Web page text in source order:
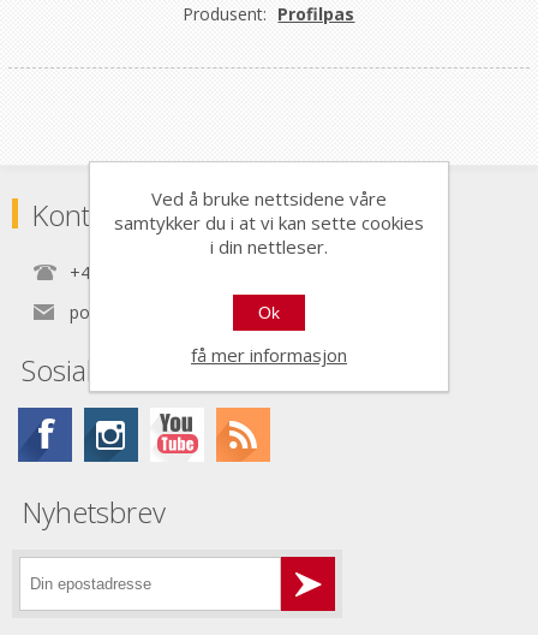
Produsent: Profilpas
Kontaktinformasjon
+47 22 30 40 70
post@nordictools.no
Sosiale medier
Nyhetsbrev
Ved å bruke nettsidene våre
samtykker du i at vi kan sette cookies
i din nettleser.
Ok
få mer informasjon